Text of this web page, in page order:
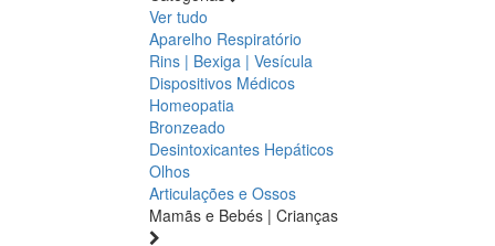
Ver tudo
Aparelho Respiratório
Rins | Bexiga | Vesícula
Dispositivos Médicos
Homeopatia
Bronzeado
Desintoxicantes Hepáticos
Olhos
Articulações e Ossos
Mamãs e Bebés | Crianças